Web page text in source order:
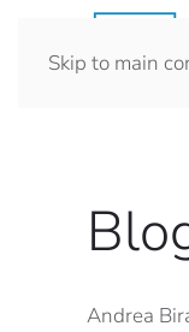
Skip to main
Andrea